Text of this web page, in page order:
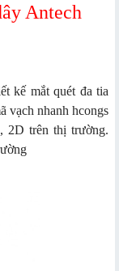
Antech
kế mắt quét đa tia
vạch nhanh hcongs
2D trên thị trường.